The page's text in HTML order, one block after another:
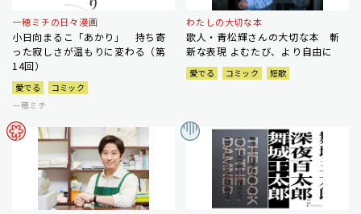
一穂ミチの日々漫画
小日向まるこ「あかり」 持ち寄
った寂しさが温もりに変わる（第
14回）
愛でる
コミック
一穂ミチ
わたしの大切な本
歌人・青松輝さんの大切な本 斬
新な表現 よむたび、より自由に
愛でる コミック 短歌